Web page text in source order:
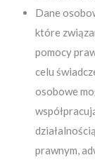
Dane
które
pomocy
celu
osobowe
prawnym,